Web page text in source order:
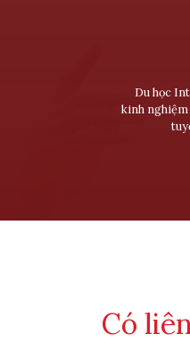
Du học
kinh
Có